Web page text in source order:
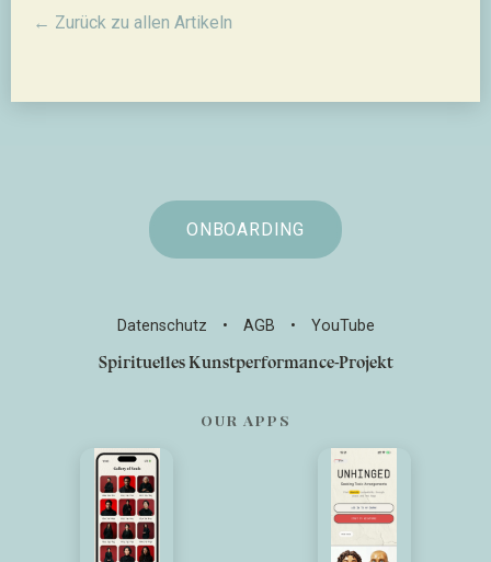
← Zurück zu allen Artikeln
ONBOARDING
Datenschutz • AGB • YouTube
Spirituelles Kunstperformance-Projekt
OUR APPS